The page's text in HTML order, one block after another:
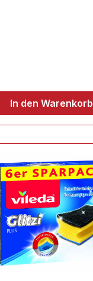
In den Warenkorb
Produktvergleich ist voll